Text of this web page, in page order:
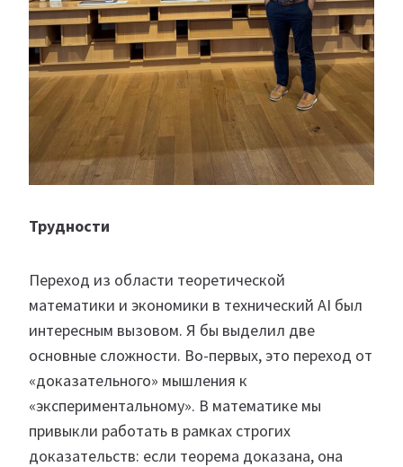
Трудности
Переход из области теоретической
математики и экономики в технический AI был
интересным вызовом. Я бы выделил две
основные сложности. Во-первых, это переход от
«доказательного» мышления к
«экспериментальному». В математике мы
привыкли работать в рамках строгих
доказательств: если теорема доказана, она